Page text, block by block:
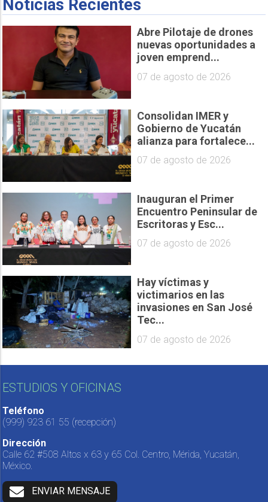
Noticias Recientes
Abre Pilotaje de drones
nuevas oportunidades a
joven emprend...
07 de agosto de 2026
Consolidan IMER y
Gobierno de Yucatán
alianza para fortalece...
07 de agosto de 2026
Inauguran el Primer
Encuentro Peninsular de
Escritoras y Esc...
07 de agosto de 2026
Hay víctimas y
victimarios en las
invasiones en San José
Tec...
07 de agosto de 2026
ESTUDIOS Y OFICINAS
Teléfono
(999) 923 61 55 (recepción)
Dirección
Calle 62 #508 Altos x 63 y 65 Col. Centro, Mérida, Yucatán,
México.
ENVIAR MENSAJE